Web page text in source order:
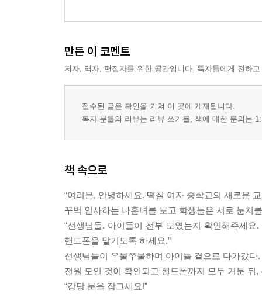
내기!
6교시 클렌징
-화장은 하는 것보다 지우는 게 더 중요해
-주기적으로 각질 제거하기
보충수업
-직접 만드는 천연 화장품
천연 성분은 피부에 안전하다? | 내 마음대로 믹스
5분 만에 만들어 쓰는 천연 화장품 레시피
-파우치 안 엿보기
만든 이 코멘트
저자, 역자, 편집자를 위한 공간입니다. 독자들에게 전하
접수된 글은 확인을 거쳐 이 곳에 게재됩니다.
독자 분들의 리뷰는 리뷰 쓰기를, 책에 대한 문의는
책 속으로
“여러분, 안녕하세요. 떡칠 여자 중학교의 새로운
꾸벅 인사하는 나훈녀를 보고 학생들은 서로 눈치
“선생님들. 아이들이 전부 모였는지 확인해주세
핸드폰을 맡기도록 하세요.”
선생님들이 우물쭈물하며 아이들 곁으로 다가갔
전원 모인 것이 확인되고 핸드폰까지 모두 거둔
“강당 문을 잠그세요!”